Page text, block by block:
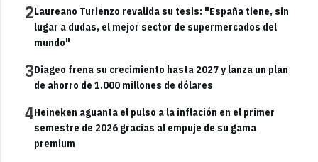
2Laureano Turienzo revalida su tesis: "España tiene, sin
lugar a dudas, el mejor sector de supermercados del
mundo"
3Diageo frena su crecimiento hasta 2027 y lanza un plan
de ahorro de 1.000 millones de dólares
4Heineken aguanta el pulso a la inflación en el primer
semestre de 2026 gracias al empuje de su gama
premium